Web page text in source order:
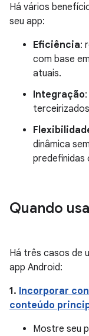
Há vários
seu app:
Eficiência:
com base
atuais.
Integração
dinâmica
predefinidas
Quando
Há três casos de
app Android:
1. Incorporar
conteúdo
Mostre seu